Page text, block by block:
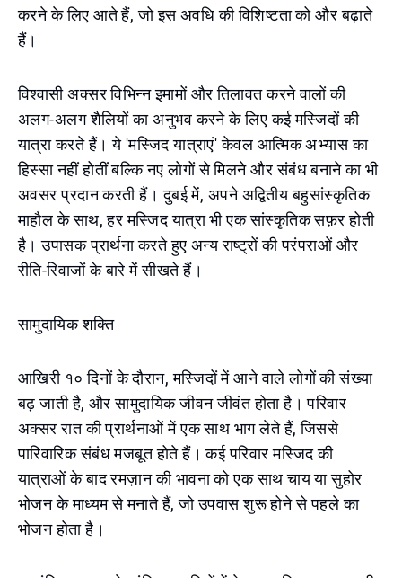
करने के लिए आते हैं, जो इस अवधि की विशिष्टता को और बढ़ाते
हैं।
विश्वासी अक्सर विभिन्न इमामों और तिलावत करने वालों की
अलग-अलग शैलियों का अनुभव करने के लिए कई मस्जिदों की
यात्रा करते हैं। ये 'मस्जिद यात्राएं' केवल आत्मिक अभ्यास का
हिस्सा नहीं होतीं बल्कि नए लोगों से मिलने और संबंध बनाने का भी
अवसर प्रदान करती हैं। दुबई में, अपने अद्वितीय बहुसांस्कृतिक
माहौल के साथ, हर मस्जिद यात्रा भी एक सांस्कृतिक सफ़र होती
है। उपासक प्रार्थना करते हुए अन्य राष्ट्रों की परंपराओं और
रीति-रिवाजों के बारे में सीखते हैं।
सामुदायिक शक्ति
आखिरी १० दिनों के दौरान, मस्जिदों में आने वाले लोगों की संख्या
बढ़ जाती है, और सामुदायिक जीवन जीवंत होता है। परिवार
अक्सर रात की प्रार्थनाओं में एक साथ भाग लेते हैं, जिससे
पारिवारिक संबंध मजबूत होते हैं। कई परिवार मस्जिद की
यात्राओं के बाद रमज़ान की भावना को एक साथ चाय या सुहोर
भोजन के माध्यम से मनाते हैं, जो उपवास शुरू होने से पहले का
भोजन होता है।